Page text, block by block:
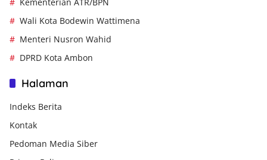
Wali Kota Bodewin Wattimena
Menteri Nusron Wahid
DPRD Kota Ambon
Halaman
Indeks Berita
Kontak
Pedoman Media Siber